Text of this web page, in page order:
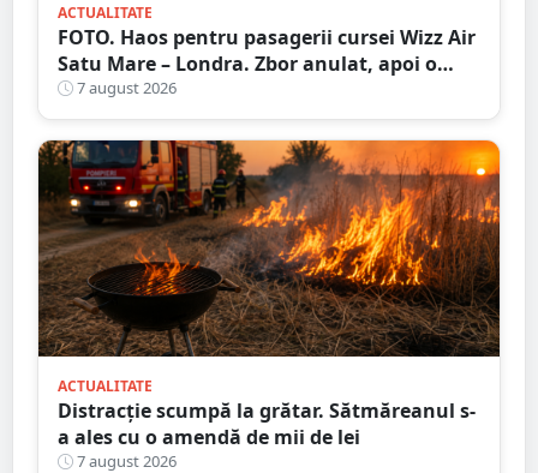
ACTUALITATE
FOTO. Haos pentru pasagerii cursei Wizz Air
Satu Mare – Londra. Zbor anulat, apoi o
nouă întârziere. Fără explicații clare
7 august 2026
ACTUALITATE
Distracție scumpă la grătar. Sătmăreanul s-
a ales cu o amendă de mii de lei
7 august 2026